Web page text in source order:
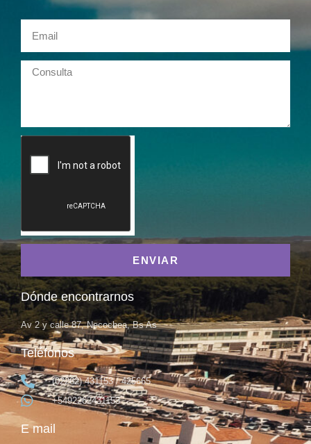
ENVIAR
Dónde encontrarnos
Av 2 y calle 87, Necochea, Bs As
Teléfonos
(02262) 431153 / 425665
+5492262431153
E mail